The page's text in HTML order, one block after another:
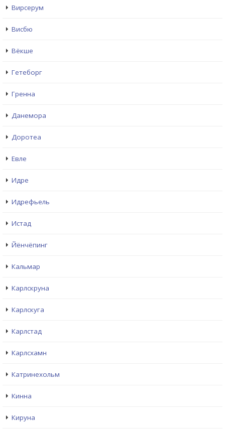
Вирсерум
Висбю
Вёкше
Гетеборг
Гренна
Данемора
Доротеа
Евле
Идре
Идрефьель
Истад
Йёнчёпинг
Кальмар
Карлскруна
Карлскуга
Карлстад
Карлсхамн
Катринехольм
Кинна
Кируна